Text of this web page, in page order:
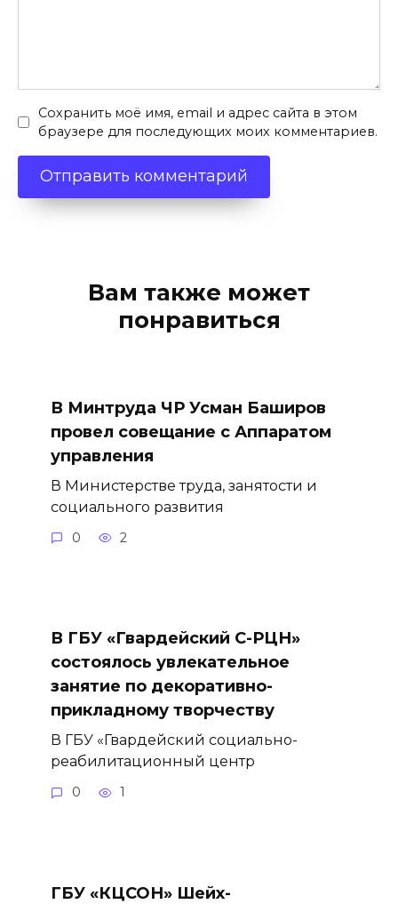
Сохранить моё имя, email и адрес сайта в этом
браузере для последующих моих комментариев.
Вам также может
понравиться
В Минтруда ЧР Усман Баширов
провел совещание с Аппаратом
управления
В Министерстве труда, занятости и
социального развития
0 2
В ГБУ «Гвардейский С-РЦН»
состоялось увлекательное
занятие по декоративно-
прикладному творчеству
В ГБУ «Гвардейский социально-
реабилитационный центр
0 1
ГБУ «КЦСОН» Шейх-